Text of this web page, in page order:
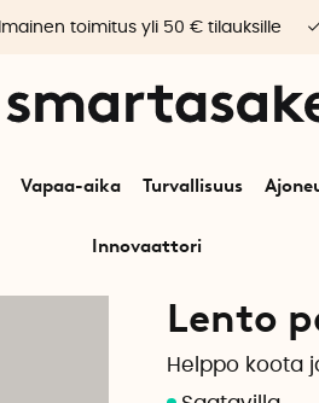
Vapaa-aika Turvallisuus
Innovaattori
Ilmainen toimitus yli 50 € tilauksille
Paloturvallisuus
Lento
Helppo koota